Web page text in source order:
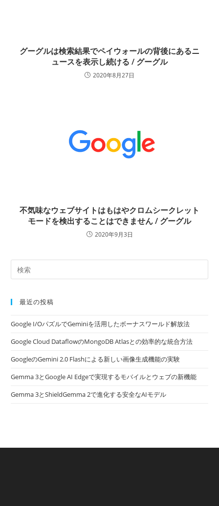
グーグルは検索結果でペイウォールの背後にあるニ
ュースを表示し続ける / グーグル
2020年8月27日
不気味なウェブサイトはもはやクロムシークレット
モードを検出することはできません / グーグル
2020年9月3日
最近の投稿
Google I/OパズルでGeminiを活用したボーナスワールド解放法
Google Cloud DataflowのMongoDB Atlasとの効率的な統合方法
GoogleのGemini 2.0 Flashによる新しい画像生成機能の実験
Gemma 3とGoogle AI Edgeで実現するモバイルとウェブの新機能
Gemma 3とShieldGemma 2で進化する安全なAIモデル